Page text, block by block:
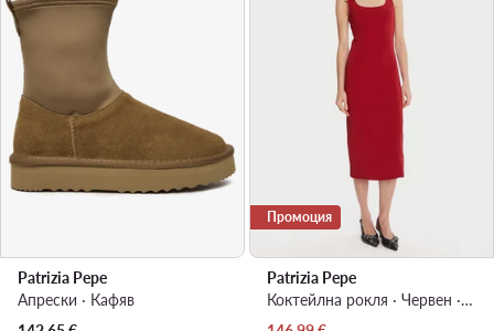
Patrizia Pepe
Апрески · Кафяв
Промоция
Patrizia Pepe
Коктейлна рокля · Червен · Миди